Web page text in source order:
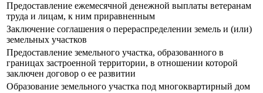
Предоставление ежемесячной денежной выплаты ветеранам
труда и лицам, к ним приравненным
Заключение соглашения о перераспределении земель и (или)
земельных участков
Предоставление земельного участка, образованного в
границах застроенной территории, в отношении которой
заключен договор о ее развитии
Образование земельного участка под многоквартирный дом